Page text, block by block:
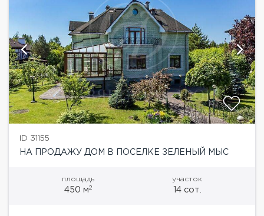
ID 31155
НА ПРОДАЖУ ДОМ В ПОСЕЛКЕ ЗЕЛЕНЫЙ МЫС
площадь
450 м2
участок
14 сот.